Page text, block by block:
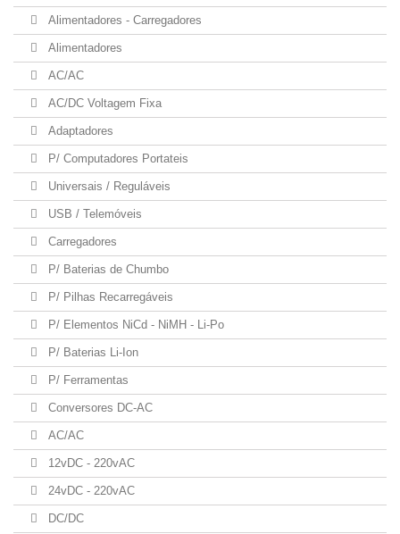
Alimentadores - Carregadores
Alimentadores
AC/AC
AC/DC Voltagem Fixa
Adaptadores
P/ Computadores Portateis
Universais / Reguláveis
USB / Telemóveis
Carregadores
P/ Baterias de Chumbo
P/ Pilhas Recarregáveis
P/ Elementos NiCd - NiMH - Li-Po
P/ Baterias Li-Ion
P/ Ferramentas
Conversores DC-AC
AC/AC
12vDC - 220vAC
24vDC - 220vAC
DC/DC